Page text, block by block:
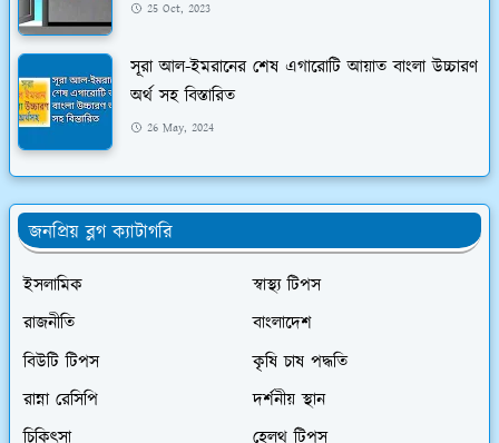
25 Oct, 2023
সূরা আল-ইমরানের শেষ এগারোটি আয়াত বাংলা উচ্চারণ
অর্থ সহ বিস্তারিত
26 May, 2024
জনপ্রিয় ব্লগ ক্যাটাগরি
ইসলামিক
স্বাস্থ্য টিপস
রাজনীতি
বাংলাদেশ
বিউটি টিপস
কৃষি চাষ পদ্ধতি
রান্না রেসিপি
দর্শনীয় স্থান